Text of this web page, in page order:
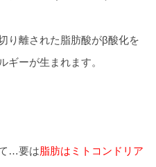
り離された脂肪酸がβ酸化を
ギーが生まれます。
…要は脂肪はミトコンドリア